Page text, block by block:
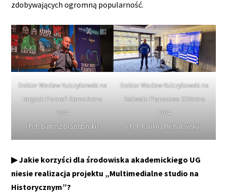
zdobywających ogromną popularność.
Doktor Wacław Kulczykowski na
targach Poznań Game Arena
2024
( Fot. Bartosz Drażdżyński).
Doktor Wacław Kulczykowski na
festiwalu Planszowa GDArena
2024
( Fot. Paulina Michałowska).
▶ Jakie korzyści dla środowiska akademickiego UG
niesie realizacja projektu „Multimedialne studio na
Historycznym”?